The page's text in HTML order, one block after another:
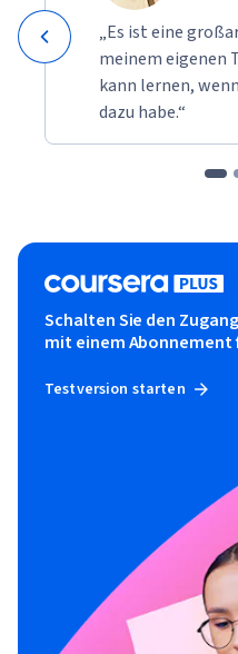
„Es ist eine
meinem eigenen
kann lernen,
dazu habe.“
Schalten Sie den
mit einem Abonnement
Testversion starten